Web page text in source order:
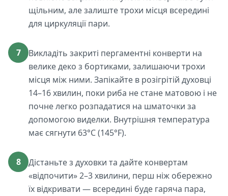
щільним, але залиште трохи місця всередині
для циркуляції пари.
7
Викладіть закриті пергаментні конверти на
велике деко з бортиками, залишаючи трохи
місця між ними. Запікайте в розігрітій духовці
14–16 хвилин, поки риба не стане матовою і не
почне легко розпадатися на шматочки за
допомогою виделки. Внутрішня температура
має сягнути 63°C (145°F).
8
Дістаньте з духовки та дайте конвертам
«відпочити» 2–3 хвилини, перш ніж обережно
їх відкривати — всередині буде гаряча пара,